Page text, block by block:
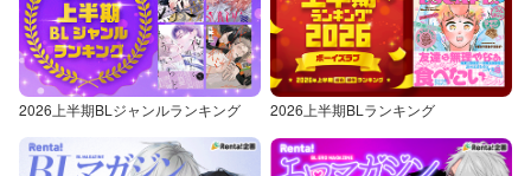
2026上半期BLジャンルランキング 2026上半期BLランキング